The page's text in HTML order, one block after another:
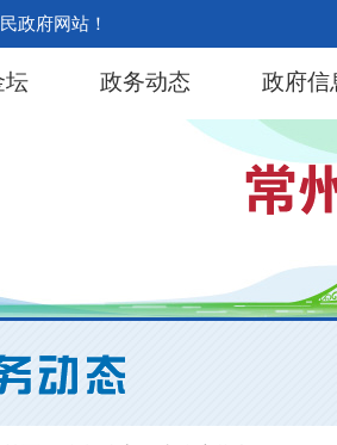
政府网站！
坛 政务动态 政府信